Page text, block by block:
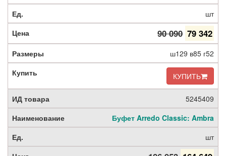
шт
90 090 79 342
ш129 в85 г52
КУПИТЬ
5245409
Буфет Arredo Classic: Ambra
шт